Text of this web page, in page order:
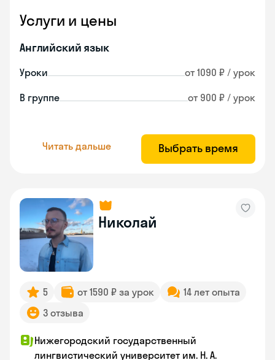
Услуги и цены
Английский язык
Уроки от 1090 ₽ / урок
В группе от 900 ₽ / урок
Читать дальше Выбрать время
Николай
5 от 1590 ₽ за урок
14 лет опыта
3 отзыва
Нижегородский государственный
лингвистический университет им. Н. А.